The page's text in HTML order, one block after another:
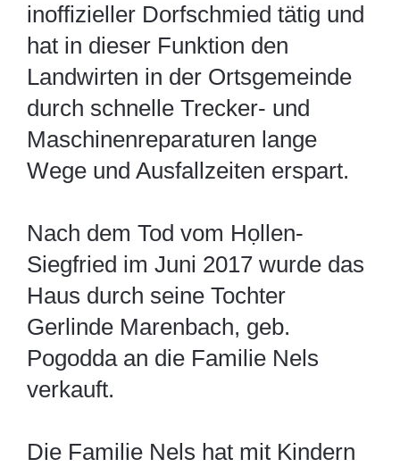
inoffizieller Dorfschmied tätig und
hat in dieser Funktion den
Landwirten in der Ortsgemeinde
durch schnelle Trecker- und
Maschinenreparaturen lange
Wege und Ausfallzeiten erspart.
Nach dem Tod vom Họllen-
Siegfried im Juni 2017 wurde das
Haus durch seine Tochter
Gerlinde Marenbach, geb.
Pogodda an die Familie Nels
verkauft.
Die Familie Nels hat mit Kindern